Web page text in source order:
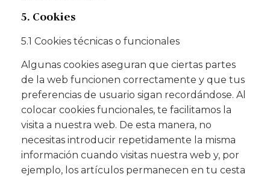
5. Cookies
5.1 Cookies técnicas o funcionales
Algunas cookies aseguran que ciertas partes
de la web funcionen correctamente y que tus
preferencias de usuario sigan recordándose. Al
colocar cookies funcionales, te facilitamos la
visita a nuestra web. De esta manera, no
necesitas introducir repetidamente la misma
información cuando visitas nuestra web y, por
ejemplo, los artículos permanecen en tu cesta